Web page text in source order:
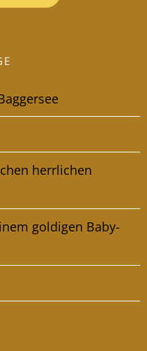
herrlichen
goldigen Baby-